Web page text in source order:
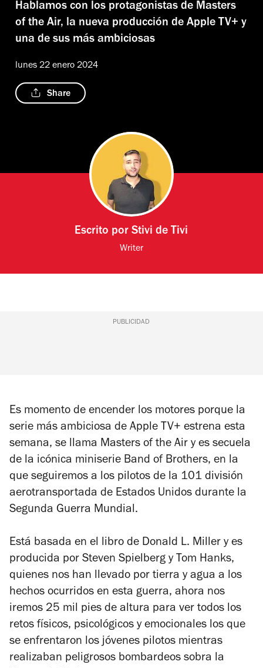
Hablamos con los protagonistas de Masters
of the Air, la nueva producción de Apple TV+ y
una de sus más ambiciosas
lunes 22 enero 2024
Share
Escrito porStivi de Tivi
Writer
PUBLICIDAD
Es momento de encender los motores porque la
serie más ambiciosa de Apple TV+ estrena esta
semana, se llama Masters of the Air y es secuela
de la icónica miniserie Band of Brothers, en la
que seguiremos a los pilotos de la 101 división
aerotransportada de Estados Unidos durante la
Segunda Guerra Mundial.
Está basada en el libro de Donald L. Miller y es
producida por Steven Spielberg y Tom Hanks,
quienes nos han llevado por tierra y agua a los
hechos ocurridos en esta guerra, ahora nos
iremos 25 mil pies de altura para ver todos los
retos físicos, psicológicos y emocionales los que
se enfrentaron los jóvenes pilotos mientras
realizaban peligrosos bombardeos sobra la